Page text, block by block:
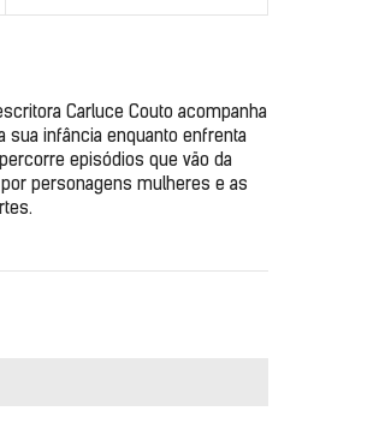
Carluce Couto acompanha
sua infância enquanto enfrenta
episódios que vão da
personagens mulheres e as